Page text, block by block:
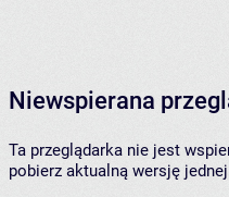
Niewspierana
Ta przeglądarka nie jest
pobierz aktualną wersję